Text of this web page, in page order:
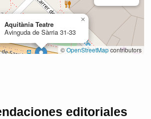
editoriales